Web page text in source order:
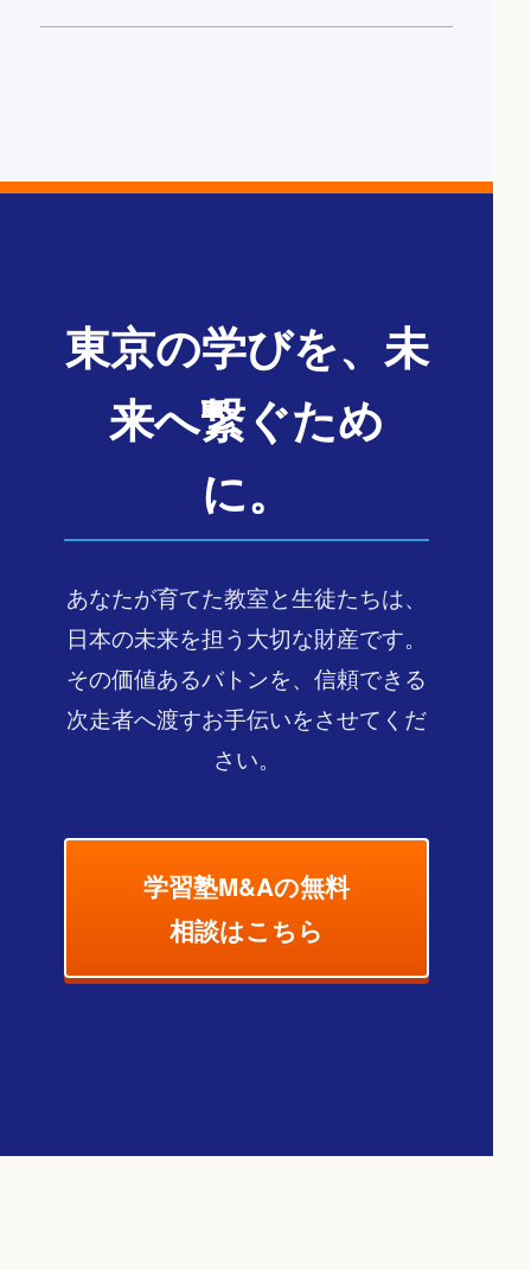
東京の学びを、未
来へ繋ぐため
に。
あなたが育てた教室と生徒たちは、
日本の未来を担う大切な財産です。
その価値あるバトンを、信頼できる
次走者へ渡すお手伝いをさせてくだ
さい。
学習塾M&Aの無料
相談はこちら